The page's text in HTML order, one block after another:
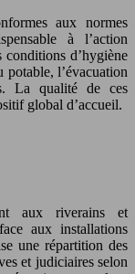
aux normes
à l’action
conditions d’hygiène
potable, l’évacuation
La qualité de ces
global d’accueil.
aux riverains et
aux installations
une répartition des
et judiciaires selon